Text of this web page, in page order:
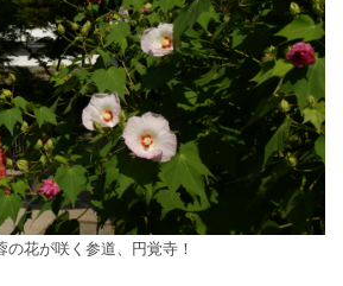
花が咲く参道、円覚寺！